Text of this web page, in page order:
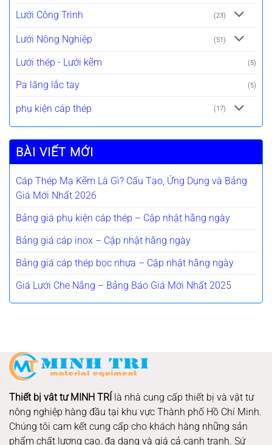
Lưới Công Trình (23)
Lưới Nông Nghiệp (51)
Lưới thép - Lưới kẽm (5)
Pa lăng lắc tay (5)
phụ kiện cáp thép (17)
BÀI VIẾT MỚI
Cáp Thép Mạ Kẽm Là Gì? Cấu Tạo, Ứng Dụng và Bảng
Giá Mới Nhất 2026
Bảng giá phụ kiện cáp thép – Cập nhật hằng ngày
Bảng giá cáp inox – Cập nhật hằng ngày
Bảng giá cáp thép bọc nhựa – Cập nhật hằng ngày
Giá Lưới Che Nắng – Bảng Báo Giá Mới Nhất 2025
Thiết bị vât tư MINH TRÍ
là nhà cung cấp thiết bị và vật tư
nông nghiệp hàng đầu tại khu vực Thành phố Hồ Chí Minh.
Chúng tôi cam kết cung cấp cho khách hàng những sản
phẩm chất lượng cao, đa dạng và giá cả cạnh tranh. Sứ